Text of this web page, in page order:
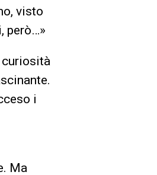
visto
però…»
curiosità
i
Ma